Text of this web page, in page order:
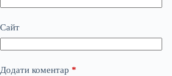
Сайт
Додати коментар *